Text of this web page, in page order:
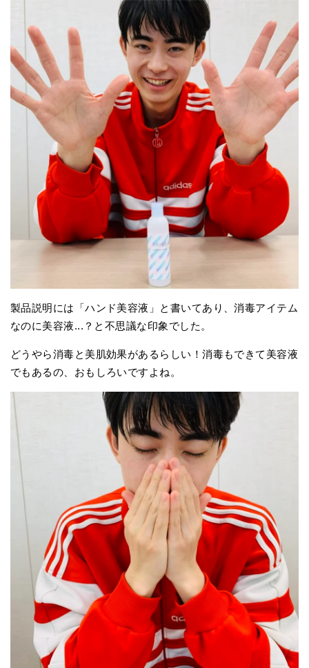
製品説明には「ハンド美容液」と書いてあり、消毒アイテム
なのに美容液...？と不思議な印象でした。
どうやら消毒と美肌効果があるらしい！消毒もできて美容液
でもあるの、おもしろいですよね。